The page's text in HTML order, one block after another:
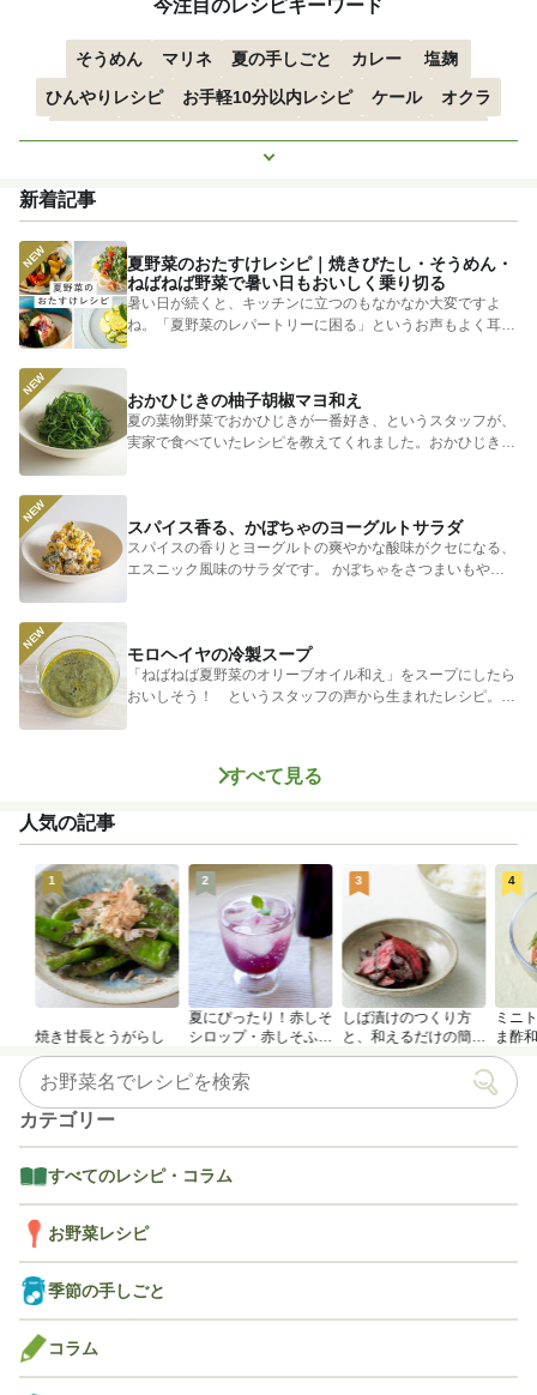
今注目のレシピキーワード
そうめん マリネ 夏の手しごと カレー
塩麹
ひんやりレシピ
お手軽10分以内レシピ ケール
オクラ
空心菜
枝豆 すずかぼちゃ つるむらさき
トマト
もっと見る
新着記事
夏野菜のおたすけレシピ｜焼きびたし・そうめん・
ねばねば野菜で暑い日もおいしく乗り切る
暑い日が続くと、キッチンに立つのもなかなか大変ですよ
ね。「夏野菜のレパートリーに困る」というお声もよく耳に
します。 そ...
おかひじきの柚子胡椒マヨ和え
夏の葉物野菜でおかひじきが一番好き、というスタッフが、
実家で食べていたレシピを教えてくれました。おかひじきの
スパイス香る、かぼちゃのヨーグルトサラダ
スパイスの香りとヨーグルトの爽やかな酸味がクセになる、
エスニック風味のサラダです。 かぼちゃをさつまいもやじ
モロヘイヤの冷製スープ
「ねばねば夏野菜のオリーブオイル和え」をスープにしたら
おいしそう！ というスタッフの声から生まれたレシピ。つ
すべて見る
人気の記事
1
焼き甘長とうがらし
2
夏にぴったり！赤しそ
シロップ・赤しそふり
かけのつくり方
3
しば漬けのつくり方
と、和えるだけの簡単
アレンジレシピ
4
ミニ
ま酢
カテゴリー
すべてのレシピ・コラム
お野菜レシピ
季節の手しごと
コラム